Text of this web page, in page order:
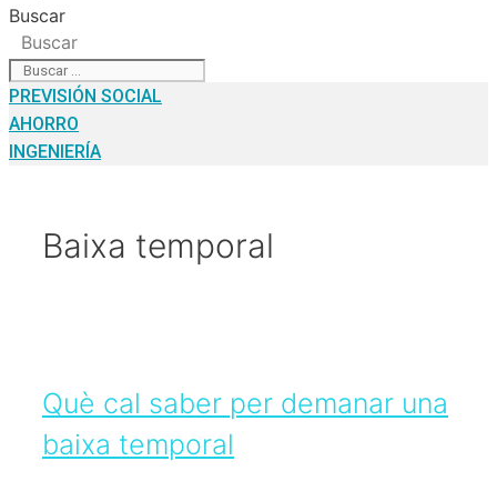
Buscar
Buscar
PREVISIÓN SOCIAL
AHORRO
INGENIERÍA
Baixa temporal
Què cal saber per demanar una
baixa temporal